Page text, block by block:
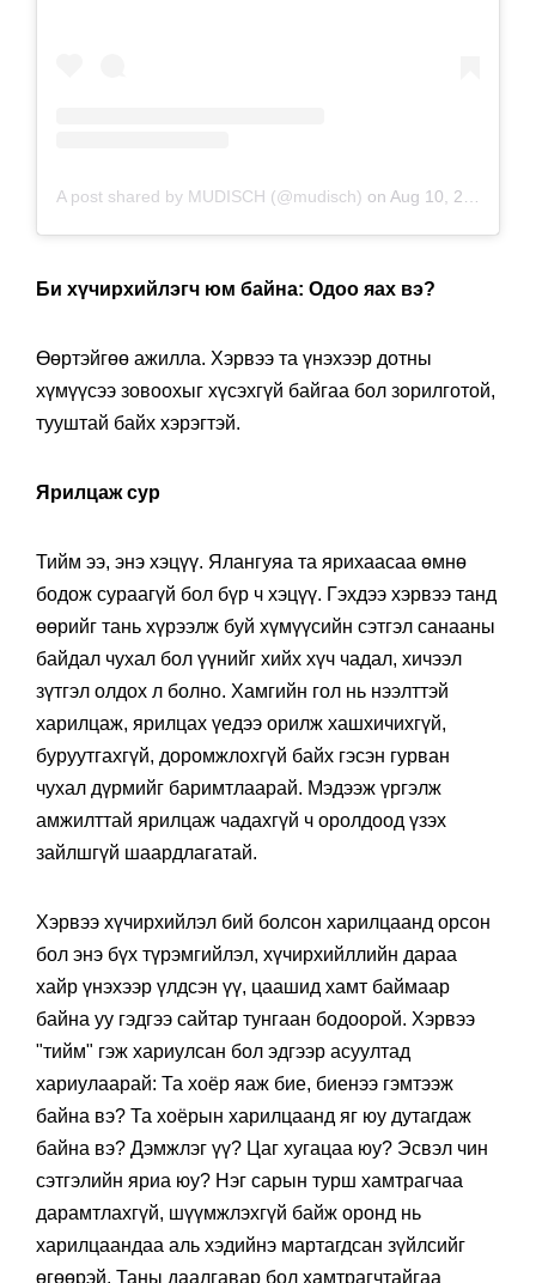
A post shared by MUDISCH (@mudisch) on Aug 10, 2020 at 12:46am PDT
Би хүчирхийлэгч юм байна: Одоо яах вэ?
Өөртэйгөө ажилла. Хэрвээ та үнэхээр дотны
хүмүүсээ зовоохыг хүсэхгүй байгаа бол зорилготой,
тууштай байх хэрэгтэй.
Ярилцаж сур
Тийм ээ, энэ хэцүү. Ялангуяа та ярихаасаа өмнө
бодож сураагүй бол бүр ч хэцүү. Гэхдээ хэрвээ танд
өөрийг тань хүрээлж буй хүмүүсийн сэтгэл санааны
байдал чухал бол үүнийг хийх хүч чадал, хичээл
зүтгэл олдох л болно. Хамгийн гол нь нээлттэй
харилцаж, ярилцах үедээ орилж хашхичихгүй,
буруутгахгүй, доромжлохгүй байх гэсэн гурван
чухал дүрмийг баримтлаарай. Мэдээж үргэлж
амжилттай ярилцаж чадахгүй ч оролдоод үзэх
зайлшгүй шаардлагатай.
Хэрвээ хүчирхийлэл бий болсон харилцаанд орсон
бол энэ бүх түрэмгийлэл, хүчирхийллийн дараа
хайр үнэхээр үлдсэн үү, цаашид хамт баймаар
байна уу гэдгээ сайтар тунгаан бодоорой. Хэрвээ
"тийм" гэж хариулсан бол эдгээр асуултад
хариулаарай: Та хоёр яаж бие, биенээ гэмтээж
байна вэ? Та хоёрын харилцаанд яг юу дутагдаж
байна вэ? Дэмжлэг үү? Цаг хугацаа юу? Эсвэл чин
сэтгэлийн яриа юу? Нэг сарын турш хамтрагчаа
дарамтлахгүй, шүүмжлэхгүй байж оронд нь
харилцаандаа аль хэдийнэ мартагдсан зүйлсийг
өгөөрэй. Таны даалгавар бол хамтрагчтайгаа